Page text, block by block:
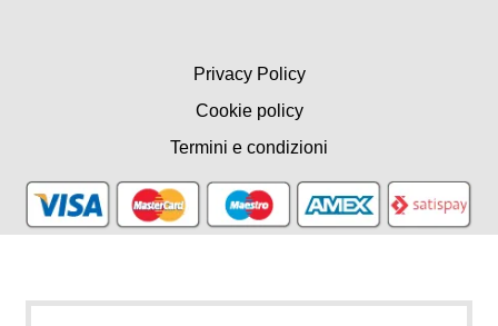
Privacy Policy
Cookie policy
Termini e condizioni